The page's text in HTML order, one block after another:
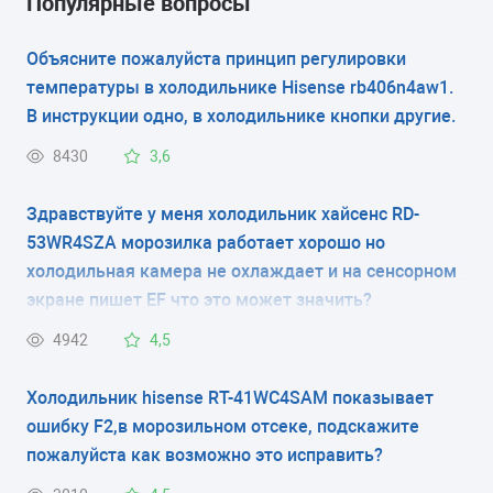
RD-43WC4SAS
RD-43WC4SAX
RD-44WC4SAW
RD-44WC4SAY
RD-46WC4SAS
RD-50WC4SAX
RD-50WС4SAS
RS-11DC4SA
RS-13DR4SA
RS-22DC4SA
RS-24WC4SA
RS-30WC4SAS
RS-30WC4SAW
Объясните пожалуйста принцип регулировки
температуры в холодильнике Hisense rb406n4aw1.
В инструкции одно, в холодильнике кнопки другие.
8430 3,6
Здравствуйте у меня холодильник хайсенс RD-
53WR4SZA морозилка работает хорошо но
холодильная камера не охлаждает и на сенсорном
экране пишет EF что это может значить?
4942 4,5
Холодильник hisense RT-41WC4SAM показывает
ошибку F2,в морозильном отсеке, подскажите
пожалуйста как возможно это исправить?